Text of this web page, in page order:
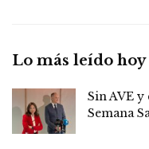
Lo más leído hoy
Sin AVE y
Semana